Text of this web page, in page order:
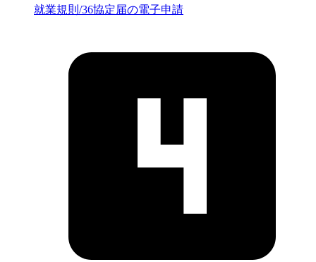
就業規則/36協定届の電子申請